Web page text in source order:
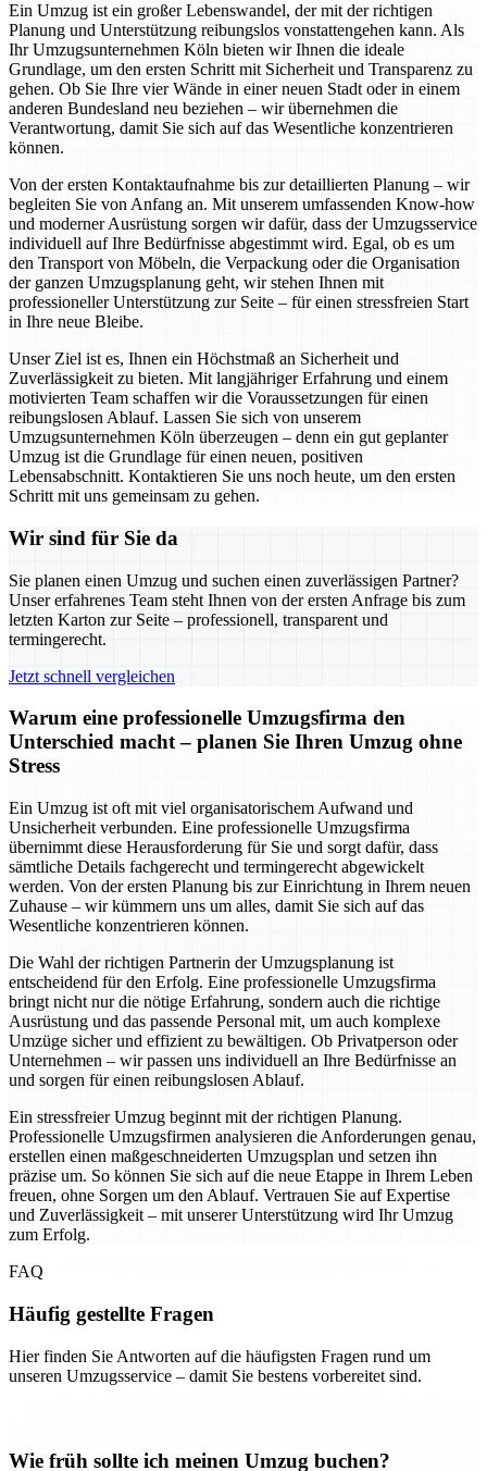
Ein Umzug ist ein großer Lebenswandel, der mit der richtigen
Planung und Unterstützung reibungslos vonstattengehen kann. Als
Ihr Umzugsunternehmen Köln bieten wir Ihnen die ideale
Grundlage, um den ersten Schritt mit Sicherheit und Transparenz zu
gehen. Ob Sie Ihre vier Wände in einer neuen Stadt oder in einem
anderen Bundesland neu beziehen – wir übernehmen die
Verantwortung, damit Sie sich auf das Wesentliche konzentrieren
können.
Von der ersten Kontaktaufnahme bis zur detaillierten Planung – wir
begleiten Sie von Anfang an. Mit unserem umfassenden Know-how
und moderner Ausrüstung sorgen wir dafür, dass der Umzugsservice
individuell auf Ihre Bedürfnisse abgestimmt wird. Egal, ob es um
den Transport von Möbeln, die Verpackung oder die Organisation
der ganzen Umzugsplanung geht, wir stehen Ihnen mit
professioneller Unterstützung zur Seite – für einen stressfreien Start
in Ihre neue Bleibe.
Unser Ziel ist es, Ihnen ein Höchstmaß an Sicherheit und
Zuverlässigkeit zu bieten. Mit langjähriger Erfahrung und einem
motivierten Team schaffen wir die Voraussetzungen für einen
reibungslosen Ablauf. Lassen Sie sich von unserem
Umzugsunternehmen Köln überzeugen – denn ein gut geplanter
Umzug ist die Grundlage für einen neuen, positiven
Lebensabschnitt. Kontaktieren Sie uns noch heute, um den ersten
Schritt mit uns gemeinsam zu gehen.
Wir sind für Sie da
Sie planen einen Umzug und suchen einen zuverlässigen Partner?
Unser erfahrenes Team steht Ihnen von der ersten Anfrage bis zum
letzten Karton zur Seite – professionell, transparent und
termingerecht.
Jetzt schnell vergleichen
Warum eine professionelle Umzugsfirma den
Unterschied macht – planen Sie Ihren Umzug ohne
Stress
Ein Umzug ist oft mit viel organisatorischem Aufwand und
Unsicherheit verbunden. Eine professionelle Umzugsfirma
übernimmt diese Herausforderung für Sie und sorgt dafür, dass
sämtliche Details fachgerecht und termingerecht abgewickelt
werden. Von der ersten Planung bis zur Einrichtung in Ihrem neuen
Zuhause – wir kümmern uns um alles, damit Sie sich auf das
Wesentliche konzentrieren können.
Die Wahl der richtigen Partnerin der Umzugsplanung ist
entscheidend für den Erfolg. Eine professionelle Umzugsfirma
bringt nicht nur die nötige Erfahrung, sondern auch die richtige
Ausrüstung und das passende Personal mit, um auch komplexe
Umzüge sicher und effizient zu bewältigen. Ob Privatperson oder
Unternehmen – wir passen uns individuell an Ihre Bedürfnisse an
und sorgen für einen reibungslosen Ablauf.
Ein stressfreier Umzug beginnt mit der richtigen Planung.
Professionelle Umzugsfirmen analysieren die Anforderungen genau,
erstellen einen maßgeschneiderten Umzugsplan und setzen ihn
präzise um. So können Sie sich auf die neue Etappe in Ihrem Leben
freuen, ohne Sorgen um den Ablauf. Vertrauen Sie auf Expertise
und Zuverlässigkeit – mit unserer Unterstützung wird Ihr Umzug
zum Erfolg.
FAQ
Häufig gestellte Fragen
Hier finden Sie Antworten auf die häufigsten Fragen rund um
unseren Umzugsservice – damit Sie bestens vorbereitet sind.
Wie früh sollte ich meinen Umzug buchen?